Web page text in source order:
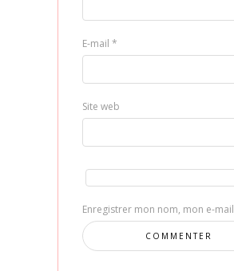
E-mail *
Site web
Enregistrer mon nom, mon e-